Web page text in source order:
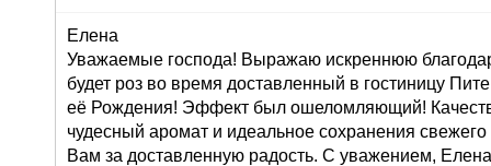
Елена
Уважаемые господа! Выражаю искреннюю
будет роз во время доставленный в гостиницу
её Рождения! Эффект был ошеломляющий!
чудесный аромат и идеальное сохранения
Вам за доставленную радость. С уважением,